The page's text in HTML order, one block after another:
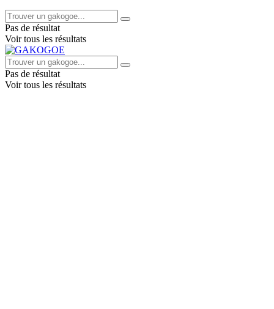
Pas de résultat
Voir tous les résultats
Pas de résultat
Voir tous les résultats